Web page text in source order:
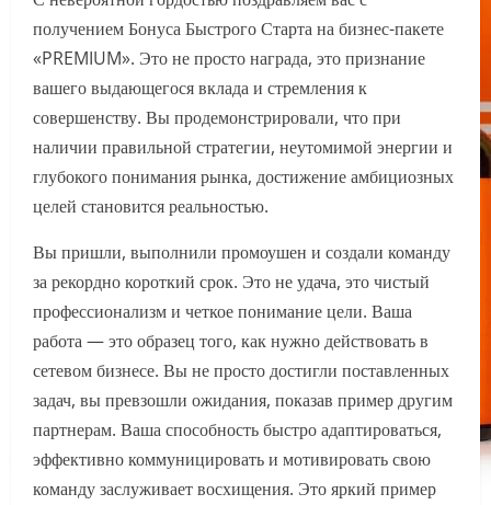
получением Бонуса Быстрого Старта на бизнес-пакете
«PREMIUM». Это не просто награда, это признание
вашего выдающегося вклада и стремления к
совершенству. Вы продемонстрировали, что при
наличии правильной стратегии, неутомимой энергии и
глубокого понимания рынка, достижение амбициозных
целей становится реальностью.
Вы пришли, выполнили промоушен и создали команду
за рекордно короткий срок. Это не удача, это чистый
профессионализм и четкое понимание цели. Ваша
работа — это образец того, как нужно действовать в
сетевом бизнесе. Вы не просто достигли поставленных
задач, вы превзошли ожидания, показав пример другим
партнерам. Ваша способность быстро адаптироваться,
эффективно коммуницировать и мотивировать свою
команду заслуживает восхищения. Это яркий пример